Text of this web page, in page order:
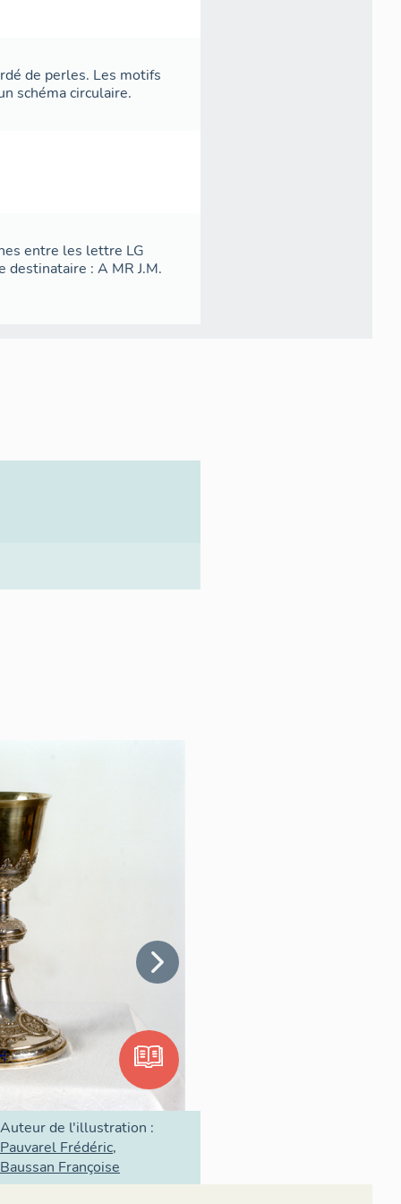
de perles. Les motifs
schéma circulaire.
entre les lettre LG
destinataire : A MR J.M.
Auteur de l'illustration :
Pauvarel Frédéric
Baussan Françoise